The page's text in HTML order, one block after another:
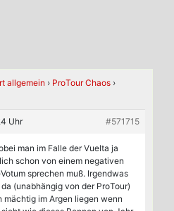
allgemein › ProTour Chaos ›
Uhr
#571715
man im Falle der Vuelta ja
schon von einem negativen
sprechen muß. Irgendwas
da (unabhängig von der ProTour)
mächtig im Argen liegen wenn